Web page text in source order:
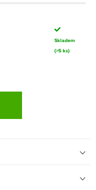
Skladem
(>5 ks)